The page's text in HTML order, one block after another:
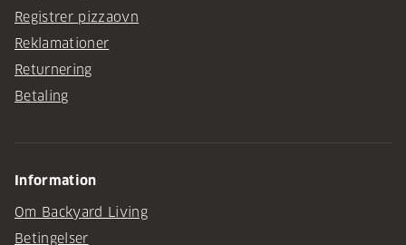
Registrer pizzaovn
Reklamationer
Returnering
Betaling
Information
Om Backyard Living
Betingelser